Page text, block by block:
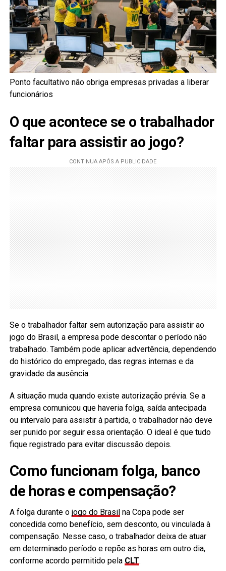
Ponto facultativo não obriga empresas privadas a liberar
funcionários
O que acontece se o trabalhador
faltar para assistir ao jogo?
Se o trabalhador faltar sem autorização para assistir ao
jogo do Brasil, a empresa pode descontar o período não
trabalhado. Também pode aplicar advertência, dependendo
do histórico do empregado, das regras internas e da
gravidade da ausência.
A situação muda quando existe autorização prévia. Se a
empresa comunicou que haveria folga, saída antecipada
ou intervalo para assistir à partida, o trabalhador não deve
ser punido por seguir essa orientação. O ideal é que tudo
fique registrado para evitar discussão depois.
Como funcionam folga, banco
de horas e compensação?
A folga durante o jogo do Brasilna Copa pode ser
concedida como benefício, sem desconto, ou vinculada à
compensação. Nesse caso, o trabalhador deixa de atuar
em determinado período e repõe as horas em outro dia,
conforme acordo permitido pela CLT.